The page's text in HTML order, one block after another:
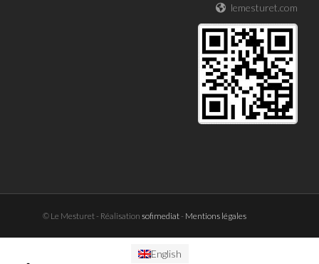
lemesturet.com
© Le Mesturet - Réalisation sofimediat- Mentions légales
English